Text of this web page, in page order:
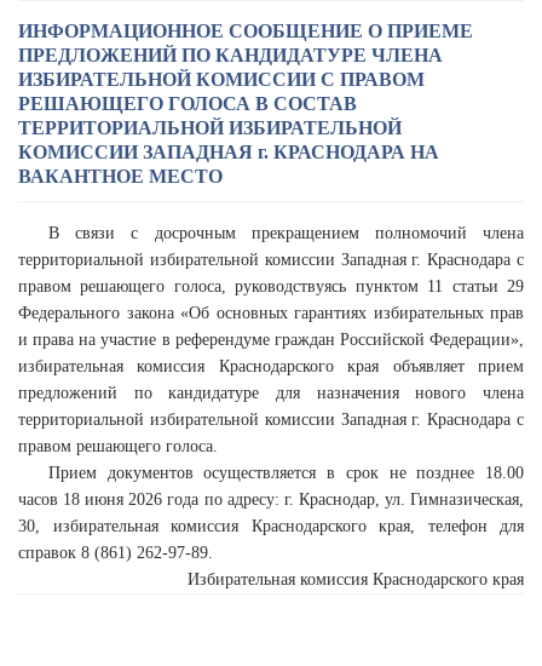
ИНФОРМАЦИОННОЕ СООБЩЕНИЕ О ПРИЕМЕ
ПРЕДЛОЖЕНИЙ ПО КАНДИДАТУРЕ ЧЛЕНА
ИЗБИРАТЕЛЬНОЙ КОМИССИИ С ПРАВОМ
РЕШАЮЩЕГО ГОЛОСА В СОСТАВ
ТЕРРИТОРИАЛЬНОЙ ИЗБИРАТЕЛЬНОЙ
КОМИССИИ ЗАПАДНАЯ г. КРАСНОДАРА НА
ВАКАНТНОЕ МЕСТО
В связи с досрочным прекращением полномочий члена
территориальной избирательной комиссии Западная г. Краснодара с
правом решающего голоса, руководствуясь пунктом 11 статьи 29
Федерального закона «Об основных гарантиях избирательных прав
и права на участие в референдуме граждан Российской Федерации»,
избирательная комиссия Краснодарского края объявляет прием
предложений по кандидатуре для назначения нового члена
территориальной избирательной комиссии Западная г. Краснодара с
правом решающего голоса.
Прием документов осуществляется в срок не позднее 18.00
часов 18 июня 2026 года по адресу: г. Краснодар, ул. Гимназическая,
30, избирательная комиссия Краснодарского края, телефон для
справок 8 (861) 262-97-89.
Избирательная комиссия Краснодарского края